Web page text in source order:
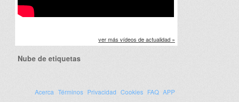
ver más vídeos de actualidad »
Nube de etiquetas
Acerca Términos Privacidad Cookies FAQ APP